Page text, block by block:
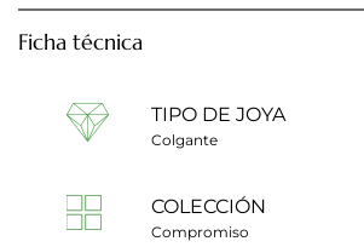
Ficha técnica
TIPO DE JOYA
Colgante
COLECCIÓN
Compromiso